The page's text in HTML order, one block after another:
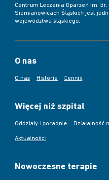
Centrum Leczenia Oparzeń im. dr.
Siemianowicach Śląskich jest
województwa śląskiego.
O nas
O nas Historia Cennik
Więcej niż szpital
Oddziały i poradnie Działalność
Aktualności
Nowoczesne terapie